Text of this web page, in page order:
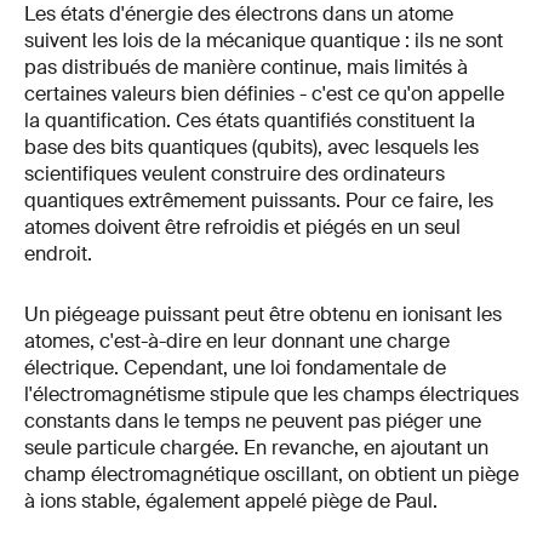
Les états d'énergie des électrons dans un atome
suivent les lois de la mécanique quantique : ils ne sont
pas distribués de manière continue, mais limités à
certaines valeurs bien définies - c'est ce qu'on appelle
la quantification. Ces états quantifiés constituent la
base des bits quantiques (qubits), avec lesquels les
scientifiques veulent construire des ordinateurs
quantiques extrêmement puissants. Pour ce faire, les
atomes doivent être refroidis et piégés en un seul
endroit.
Un piégeage puissant peut être obtenu en ionisant les
atomes, c'est-à-dire en leur donnant une charge
électrique. Cependant, une loi fondamentale de
l'électromagnétisme stipule que les champs électriques
constants dans le temps ne peuvent pas piéger une
seule particule chargée. En revanche, en ajoutant un
champ électromagnétique oscillant, on obtient un piège
à ions stable, également appelé piège de Paul.